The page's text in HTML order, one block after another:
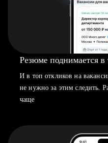
Резюме поднимается в
И в топ откликов на
не нужно за этим следить.
чаще